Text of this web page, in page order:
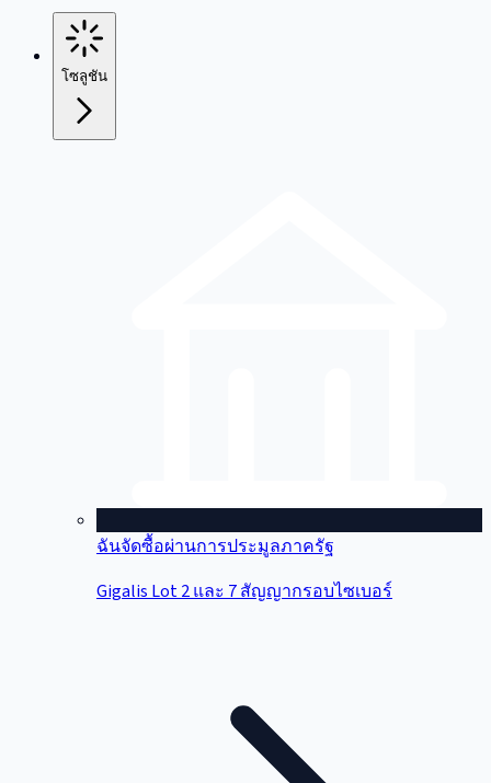
โซลูชัน
ฉันจัดซื้อผ่านการประมูลภาครัฐ
Gigalis Lot 2 และ 7 สัญญากรอบไซเบอร์